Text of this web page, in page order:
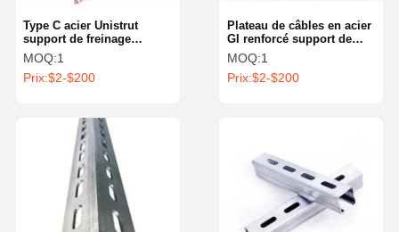
Plateau de câbles en acier
GI renforcé support de
luminaire de freinage
sismique
MOQ:1
Prix:$2-$200
Type C acier Unistrut
support de freinage
sismique section de canal
en fente
MOQ:1
Prix:$2-$200